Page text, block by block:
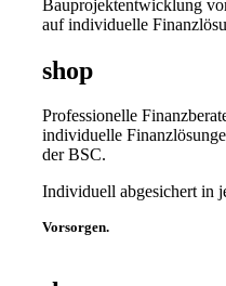
shop
Professionelle
individuelle
der BSC.
Individuell abgesichert in
Vorsorgen.